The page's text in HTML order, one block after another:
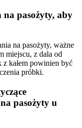
na pasożyty, aby
na pasożyty, ważne
miejscu, z dala od
z kałem powinien być
próbki.
pasożyty u